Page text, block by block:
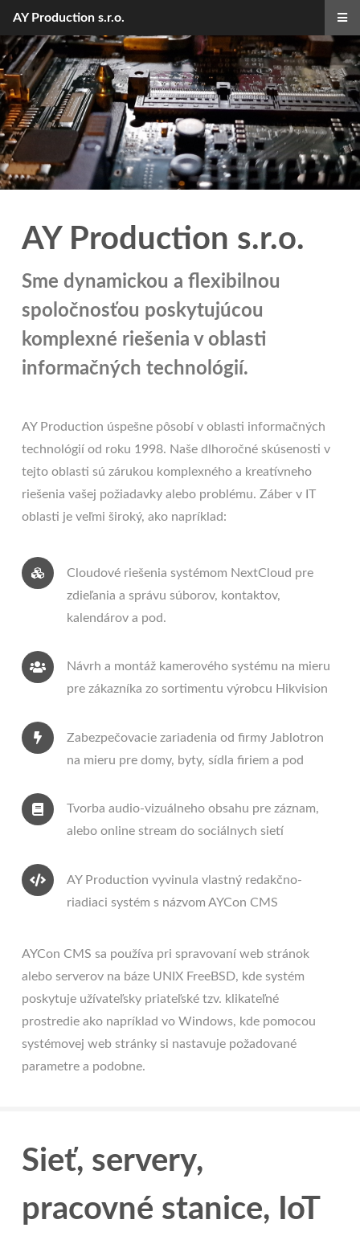
AY Production s.r.o.
Sme dynamickou a flexibilnou
spoločnosťou poskytujúcou
komplexné riešenia v oblasti
informačných technológií.
AY Production úspešne pôsobí v oblasti informačných
technológií od roku 1998. Naše dlhoročné skúsenosti v
tejto oblasti sú zárukou komplexného a kreatívneho
riešenia vašej požiadavky alebo problému. Záber v IT
oblasti je veľmi široký, ako napríklad:
Cloudové riešenia systémom NextCloud pre
zdieľania a správu súborov, kontaktov,
kalendárov a pod.
Návrh a montáž kamerového systému na mieru
pre zákazníka zo sortimentu výrobcu Hikvision
Zabezpečovacie zariadenia od firmy Jablotron
na mieru pre domy, byty, sídla firiem a pod
Tvorba audio-vizuálneho obsahu pre záznam,
alebo online stream do sociálnych sietí
AY Production vyvinula vlastný redakčno-
riadiaci systém s názvom AYCon CMS
AYCon CMS sa používa pri spravovaní web stránok
alebo serverov na báze UNIX FreeBSD, kde systém
poskytuje užívateľsky priateľské tzv. klikateľné
prostredie ako napríklad vo Windows, kde pomocou
systémovej web stránky si nastavuje požadované
parametre a podobne.
Sieť, servery,
pracovné stanice, IoT
AY Production s.r.o.